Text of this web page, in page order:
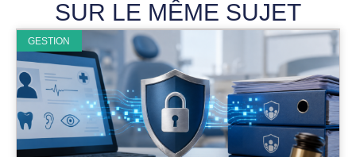
SUR LE MÊME SUJET
GESTION